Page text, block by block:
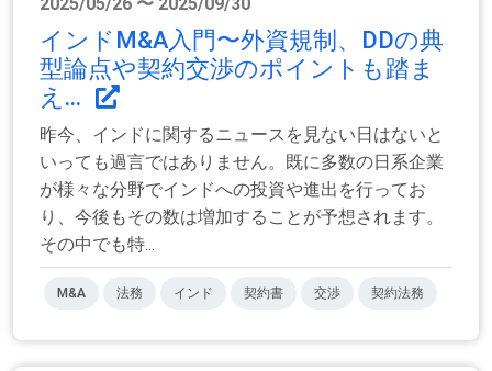
インドM&A入門〜外資規制、DDの典
型論点や契約交渉のポイントも踏ま
え...
昨今、インドに関するニュースを見ない日はないと
いっても過言ではありません。既に多数の日系企業
が様々な分野でインドへの投資や進出を行ってお
り、今後もその数は増加することが予想されます。
その中でも特...
M&A 法務 インド 契約書 交渉 契約法務